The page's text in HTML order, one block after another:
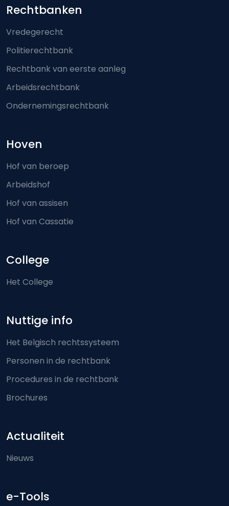
Footer-menu
Rechtbanken
Vredegerecht
Politierechtbank
Rechtbank van eerste aanleg
Arbeidsrechtbank
Ondernemingsrechtbank
Hoven
Hof van beroep
Arbeidshof
Hof van assisen
Hof van Cassatie
College
Het College
Nuttige info
Het Belgisch rechtssysteem
Personen in de rechtbank
Procedures in de rechtbank
Brochures
Actualiteit
Nieuws
e-Tools